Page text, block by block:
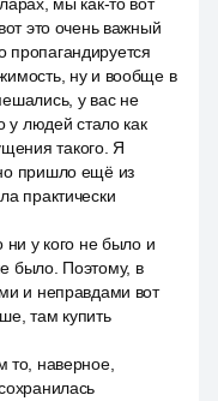
это очень важный
ну и вообще в
у вас не
у людей стало как
такого. Я
пришло ещё из
практически
ни у кого не было и
было. Поэтому, в
и неправдами вот
там купить
то, наверное,